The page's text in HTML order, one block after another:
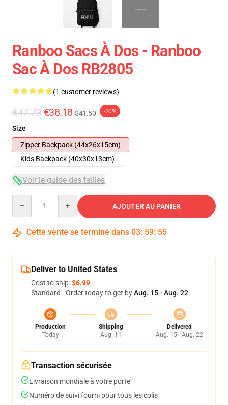
Ranboo Sacs À Dos - Ranboo
Sac À Dos RB2805
(1 customer reviews)
€47.73 €38.18 $41.50 -20%
Size
Zipper Backpack (44x26x15cm)
Kids Backpack (40x30x13cm)
Voir le guide des tailles
AJOUTER AU PANIER
Cette vente se termine dans 03: 59: 54
Deliver to United States
Cost to ship:$6.99
Standard - Order today to get byAug. 15 - Aug. 22
Production
Today
Shipping
Aug. 11
Delivered
Aug. 15 - Aug. 22
Transaction sécurisée
Livraison mondiale à votre porte
Numéro de suivi fourni pour tous les colis